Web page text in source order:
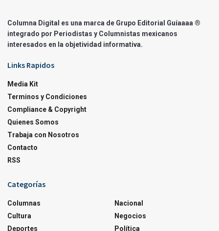
Columna Digital es una marca de Grupo Editorial Guíaaaa ®
integrado por Periodistas y Columnistas mexicanos
interesados en la objetividad informativa.
Links Rapidos
Media Kit
Terminos y Condiciones
Compliance & Copyright
Quienes Somos
Trabaja con Nosotros
Contacto
RSS
Categorías
Columnas
Cultura
Deportes
Nacional
Negocios
Política